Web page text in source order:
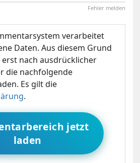
Fehler melden
verarbeitet
Daten. Aus diesem Grund
nach ausdrücklicher
die nachfolgende
Es gilt die
.
jetzt
laden